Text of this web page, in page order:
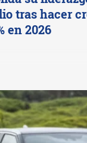
tras hacer
en 2026